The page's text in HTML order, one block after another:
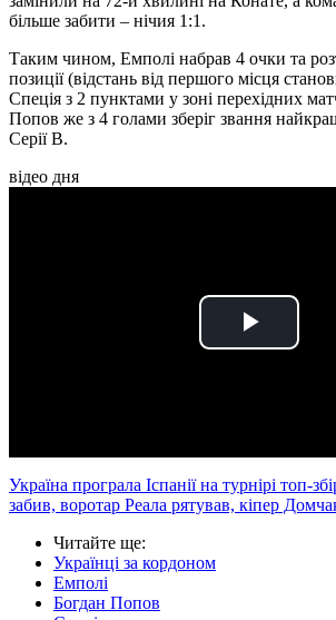
більше забити – нічия 1:1.
Таким чином, Емполі набрав 4 очки та
позиції (відстань від першого місця
Спеція з 2 пунктами у зоні перехідних
Попов же з 4 голами зберіг звання
Серії B.
відео дня
Play
Україна програла Іспанії на турнірі топ-
забив, воротар Реала рятував, кіпер
Читайте ще:
Українці за кордоном
Емполі
Богдан Попов